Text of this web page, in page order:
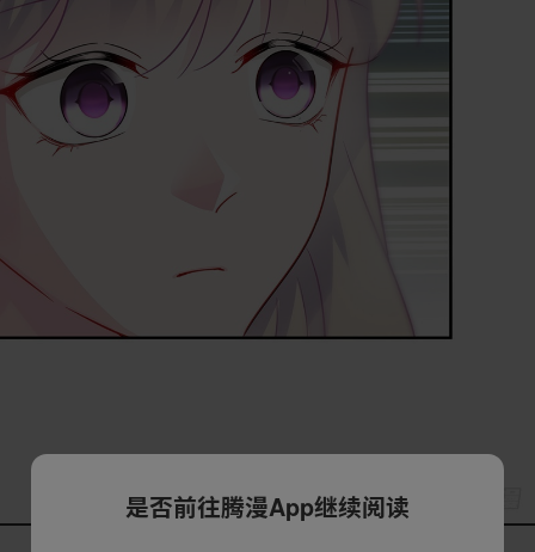
是否前往腾漫App继续阅读